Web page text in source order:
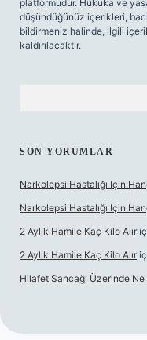
platformudur. Hukuka ve
düşündüğünüz içerikleri,
bildirmeniz halinde, ilgili
kaldırılacaktır.
SON YORUMLAR
Narkolepsi Hastalığı Için
Narkolepsi Hastalığı Için
2 Aylık Hamile Kaç Kilo Alır
2 Aylık Hamile Kaç Kilo Alır
Hilafet Sancağı Üzerinde Ne